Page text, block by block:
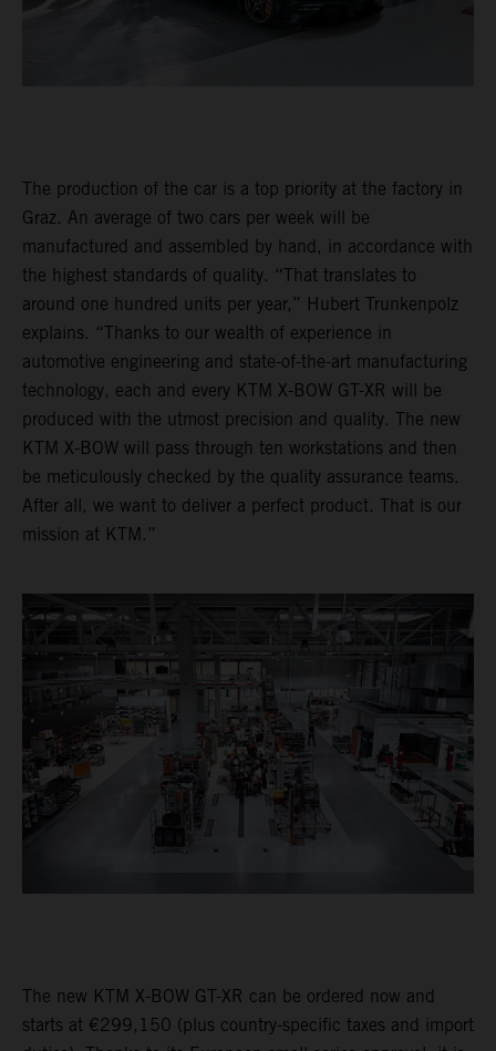
The production of the car is a top priority at the factory in
Graz. An average of two cars per week will be
manufactured and assembled by hand, in accordance with
the highest standards of quality. “That translates to
around one hundred units per year,” Hubert Trunkenpolz
explains. “Thanks to our wealth of experience in
automotive engineering and state-of-the-art manufacturing
technology, each and every KTM X-BOW GT-XR will be
produced with the utmost precision and quality. The new
KTM X-BOW will pass through ten workstations and then
be meticulously checked by the quality assurance teams.
After all, we want to deliver a perfect product. That is our
mission at KTM.”
The new KTM X-BOW GT-XR can be ordered now and
starts at €299,150 (plus country-specific taxes and import